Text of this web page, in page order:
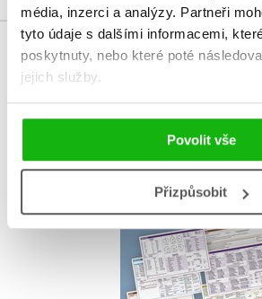
média, inzerci a analýzy. Partneři
tyto údaje s dalšími informacemi,
poskytnuty, nebo které poté
jejich služby.
Povolit vše
Přizpůsobit
MOHLO BY VÁS TAKÉ
Školní TABULKY
6.-9. třídu ZŠ
(humanitní
předměty)
ŽKV